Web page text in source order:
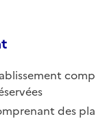
comp
des pla